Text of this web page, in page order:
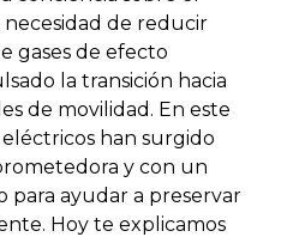
de reducir
gases de efecto
la transición hacia
de movilidad. En este
han surgido
y con un
para ayudar a preservar
Hoy te explicamos